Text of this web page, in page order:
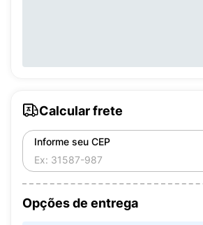
Calcular frete
Informe seu CEP
Opções de entrega